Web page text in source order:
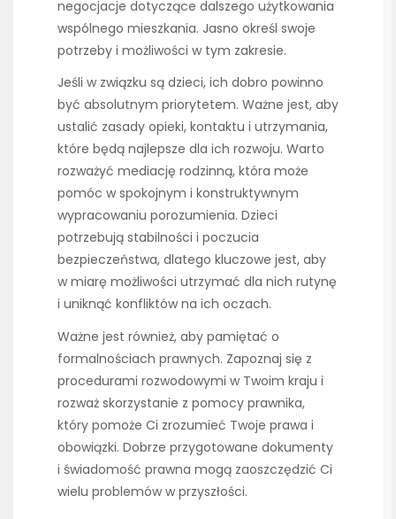
negocjacje dotyczące dalszego użytkowania
wspólnego mieszkania. Jasno określ swoje
potrzeby i możliwości w tym zakresie.
Jeśli w związku są dzieci, ich dobro powinno
być absolutnym priorytetem. Ważne jest, aby
ustalić zasady opieki, kontaktu i utrzymania,
które będą najlepsze dla ich rozwoju. Warto
rozważyć mediację rodzinną, która może
pomóc w spokojnym i konstruktywnym
wypracowaniu porozumienia. Dzieci
potrzebują stabilności i poczucia
bezpieczeństwa, dlatego kluczowe jest, aby
w miarę możliwości utrzymać dla nich rutynę
i uniknąć konfliktów na ich oczach.
Ważne jest również, aby pamiętać o
formalnościach prawnych. Zapoznaj się z
procedurami rozwodowymi w Twoim kraju i
rozważ skorzystanie z pomocy prawnika,
który pomoże Ci zrozumieć Twoje prawa i
obowiązki. Dobrze przygotowane dokumenty
i świadomość prawna mogą zaoszczędzić Ci
wielu problemów w przyszłości.